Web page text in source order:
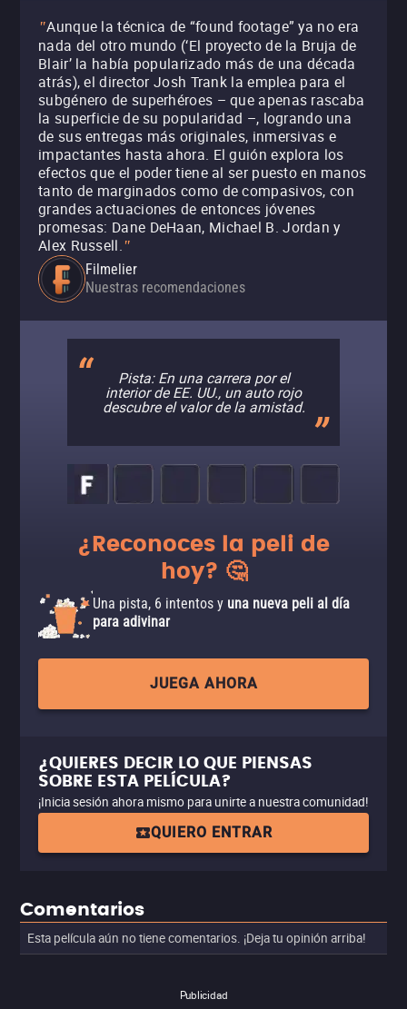
"Aunque la técnica de “found footage” ya no era
nada del otro mundo (‘El proyecto de la Bruja de
Blair’ la había popularizado más de una década
atrás), el director Josh Trank la emplea para el
subgénero de superhéroes – que apenas rascaba
la superficie de su popularidad –, logrando una
de sus entregas más originales, inmersivas e
impactantes hasta ahora. El guión explora los
efectos que el poder tiene al ser puesto en manos
tanto de marginados como de compasivos, con
grandes actuaciones de entonces jóvenes
promesas: Dane DeHaan, Michael B. Jordan y
Alex Russell."
Filmelier
Nuestras recomendaciones
Pista: En una carrera por el
interior de EE. UU., un auto rojo
descubre el valor de la amistad.
¿Reconoces la peli de
hoy? 🤔
Una pista, 6 intentos y una nueva peli al día
para adivinar
JUEGA AHORA
¿QUIERES DECIR LO QUE PIENSAS
SOBRE ESTA PELÍCULA?
¡Inicia sesión ahora mismo para unirte a nuestra comunidad!
QUIERO ENTRAR
Comentarios
Esta película aún no tiene comentarios. ¡Deja tu opinión arriba!
Publicidad